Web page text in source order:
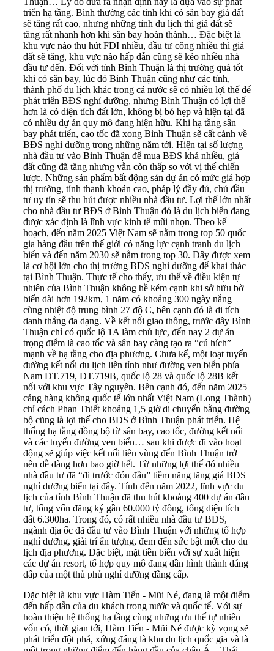
triển hạ tầng. Bình thường các tỉnh khi có sân bay giá đất
sẽ tăng rất cao, nhưng những tỉnh du lịch thì giá đất sẽ
tăng rất nhanh hơn khi sân bay hoàn thành… Đặc biệt là
khu vực nào thu hút FDI nhiều, đầu tư công nhiều thì giá
đất sẽ tăng, khu vực nào hấp dẫn cũng sẽ kéo nhiều nhà
đầu tư đến. Đối với tỉnh Bình Thuận là thị trường quá tốt
khi có sân bay, lúc đó Bình Thuận cũng như các tỉnh,
thành phố du lịch khác trong cả nước sẽ có nhiều lợi thế để
phát triển BĐS nghỉ dưỡng, nhưng Bình Thuận có lợi thế
hơn là có diện tích đất lớn, không bị bó hẹp và hiện tại đã
có nhiều dự án quy mô đang hiện hữu. Khi hạ tầng sân
bay phát triển, cao tốc đã xong Bình Thuận sẽ cất cánh về
BĐS nghỉ dưỡng trong những năm tới. Hiện tại số lượng
nhà đầu tư vào Bình Thuận để mua BĐS khá nhiều, giá
đất cũng đã tăng nhưng vẫn còn thấp so với vị thế chiến
lược. Những sản phẩm bất động sản dự án có mức giá hợp
thị trường, tính thanh khoản cao, pháp lý đầy đủ, chủ đầu
tư uy tín sẽ thu hút được nhiều nhà đầu tư. Lợi thế lớn nhất
cho nhà đầu tư BĐS ở Bình Thuận đó là du lịch biển đang
được xác định là lĩnh vực kinh tế mũi nhọn. Theo kế
hoạch, đến năm 2025 Việt Nam sẽ nằm trong top 50 quốc
gia hàng đầu trên thế giới có năng lực cạnh tranh du lịch
biển và đến năm 2030 sẽ nằm trong top 30. Đây được xem
là cơ hội lớn cho thị trường BĐS nghỉ dưỡng để khai thác
tại Bình Thuận. Thực tế cho thấy, ưu thế về điều kiện tự
nhiên của Bình Thuận không hề kém cạnh khi sở hữu bờ
biển dài hơn 192km, 1 năm có khoảng 300 ngày nắng
cùng nhiệt độ trung bình 27 độ C, bên cạnh đó là di tích
danh thắng đa dạng. Về kết nối giao thông, trước đây Bình
Thuận chỉ có quốc lộ 1A làm chủ lực, đến nay 2 dự án
trọng điểm là cao tốc và sân bay càng tạo ra “cú hích”
mạnh về hạ tầng cho địa phương. Chưa kể, một loạt tuyến
đường kết nối du lịch liên tỉnh như đường ven biển phía
Nam ĐT.719, ĐT.719B, quốc lộ 28 và quốc lộ 28B kết
nối với khu vực Tây nguyên. Bên cạnh đó, đến năm 2025
cảng hàng không quốc tế lớn nhất Việt Nam (Long Thành)
chỉ cách Phan Thiết khoảng 1,5 giờ di chuyển bằng đường
bộ cũng là lợi thế cho BĐS ở Bình Thuận phát triển. Hệ
thống hạ tầng đồng bộ từ sân bay, cao tốc, đường kết nối
và các tuyến đường ven biển… sau khi được đi vào hoạt
động sẽ giúp việc kết nối liên vùng đến Bình Thuận trở
nên dễ dàng hơn bao giờ hết. Từ những lợi thế đó nhiều
nhà đầu tư đã “đi trước đón đầu” tiềm năng tăng giá BĐS
nghỉ dưỡng biển tại đây. Tính đến năm 2022, lĩnh vực du
lịch của tỉnh Bình Thuận đã thu hút khoảng 400 dự án đầu
tư, tổng vốn đăng ký gần 60.000 tỷ đồng, tổng diện tích
đất 6.300ha. Trong đó, có rất nhiều nhà đầu tư BĐS,
ngành địa ốc đã đầu tư vào Bình Thuận với những tổ hợp
nghỉ dưỡng, giải trí ấn tượng, đem đến sức bật mới cho du
lịch địa phương. Đặc biệt, mặt tiền biển với sự xuất hiện
các dự án resort, tổ hợp quy mô đang dần hình thành dáng
dấp của một thủ phủ nghỉ dưỡng đẳng cấp.
Đặc biệt là khu vực Hàm Tiến - Mũi Né, đang là một điểm
đến hấp dẫn của du khách trong nước và quốc tế. Với sự
hoàn thiện hệ thống hạ tầng cùng những ưu thế tự nhiên
vốn có, thời gian tới, Hàm Tiến - Mũi Né được kỳ vọng sẽ
phát triển đột phá, xứng đáng là khu du lịch quốc gia và là